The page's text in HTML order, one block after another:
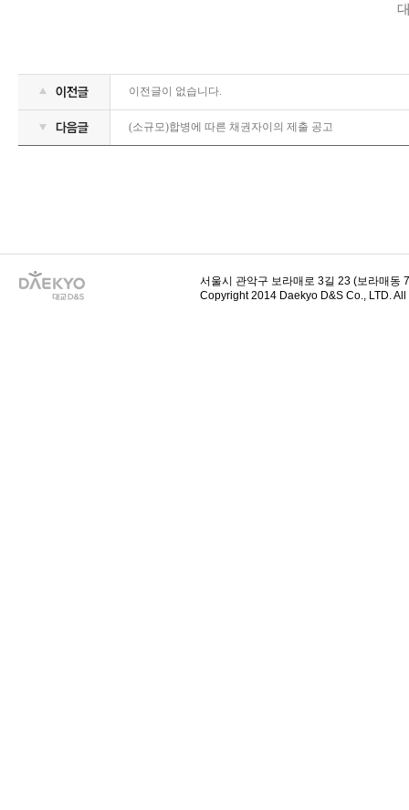
이전글이 없습니다.
(소규모)합병에 따른 채권자이의 제출 공고
서울시 관악구 보라매로 3길 23 (보라매
Copyright 2014 Daekyo D&S Co., LTD.